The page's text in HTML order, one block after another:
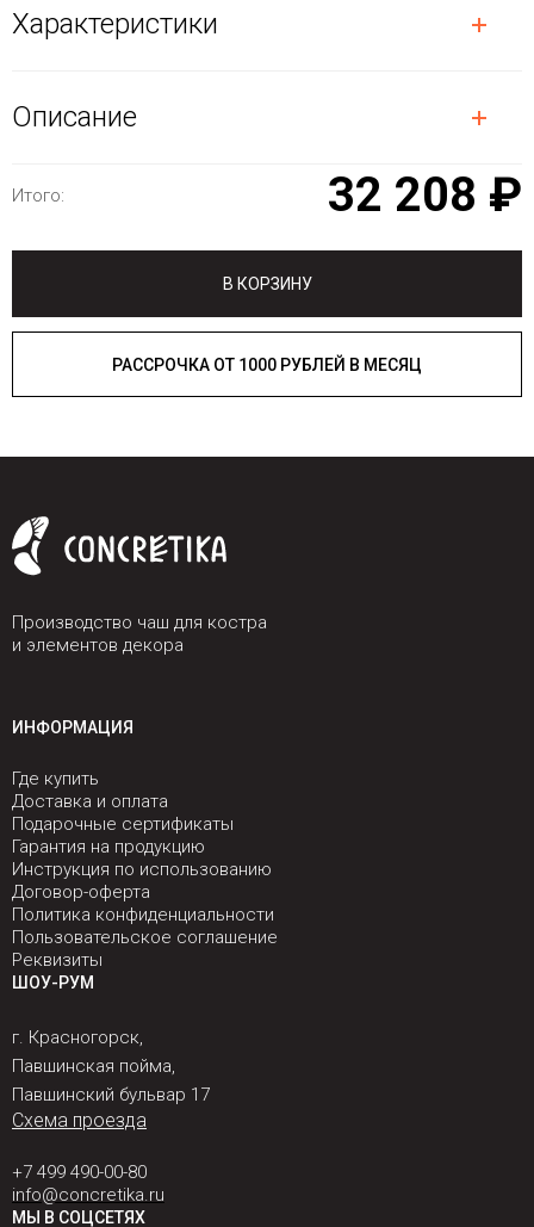
Характеристики
Описание
Итого: 32 208 ₽
В КОРЗИНУ
РАССРОЧКА ОТ 1000 РУБЛЕЙ В МЕСЯЦ
Производство чаш для костра
и элементов декора
ИНФОРМАЦИЯ
Где купить
Доставка и оплата
Подарочные сертификаты
Гарантия на продукцию
Инструкция по использованию
Договор-оферта
Политика конфиденциальности
Пользовательское соглашение
Реквизиты
ШОУ-РУМ
г. Красногорск,
Павшинская пойма,
Павшинский бульвар 17
Схема проезда
+7 499 490-00-80
info@concretika.ru
МЫ В СОЦСЕТЯХ